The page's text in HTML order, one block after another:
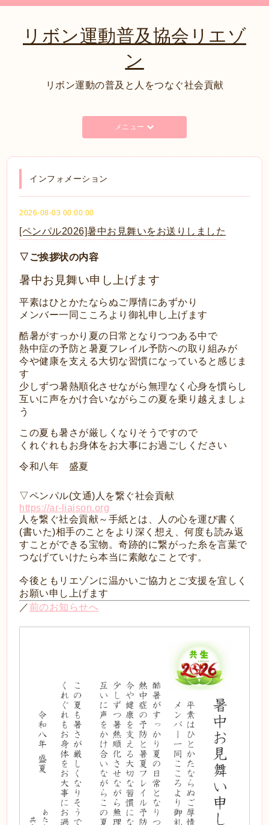
リボン運動普及協会リエゾ
ン
リボン運動の普及と人をつなぐ社会貢献
メニュー
インフォメーション
2026-08-03 00:00:00
[ペンパル2026]暑中お見舞いをお送りしました
▽ご挨拶状の内容
暑中お見舞い申し上げます
平素はひとかたならぬご厚情にあずかり
メンバー一同こころより御礼申し上げます
酷暑がすっかり夏の日常となりつつある中で
熱中症の予防と暑夏フレイル予防への取り組みが
今や健康を支える大切な習慣になっていると感じま
す
少しずつ暑熱順化させながら無理なく心身を慣らし
互いに声をかけ合いながらこの夏を乗り越えましょ
う
この夏も暑さが厳しくなりそうですので
くれぐれもお身体をお大事にお過ごしください
令和八年 盛夏
▽ペンパル(文通)人を繋ぐ社会貢献
https://ar-liaison.org
人を繋ぐ社会貢献～手紙とは、人の心を運び書く
(書いた)相手のことをより深く想え、何度も読み返
すことができる宝物。奇跡的に繋がった糸を言葉で
つなげていけたら本当に素敵なことです。
今後ともリエゾンに温かいご協力とご支援を宜しく
お願い申し上げます
／前のお知らせへ